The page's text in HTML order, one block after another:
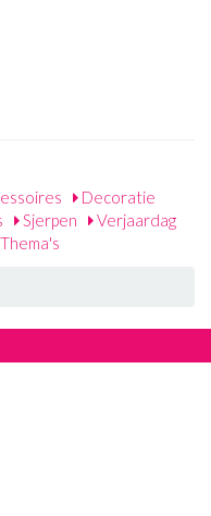
Decoratie
Sjerpen
Verjaardag